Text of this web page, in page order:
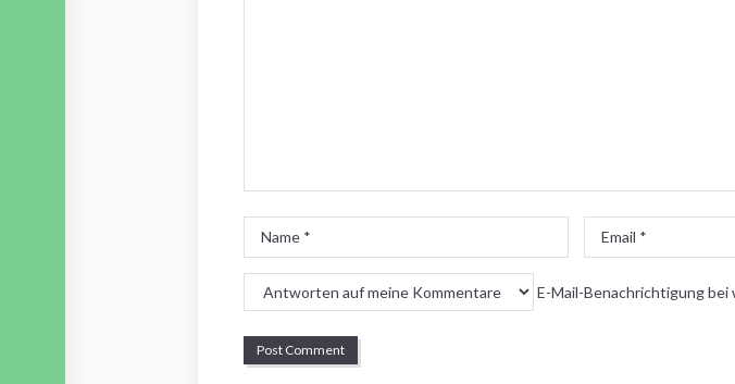
Name
*
Email
*
E-Mail-Benachrichtigung